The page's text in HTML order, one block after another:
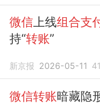
微信上线组合支
持“转账”
新京报 2026-05-11 41
微信转账暗藏隐